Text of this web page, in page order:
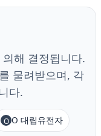
의해 결정됩니다.
물려받으며, 각
다.
O O 대립유전자